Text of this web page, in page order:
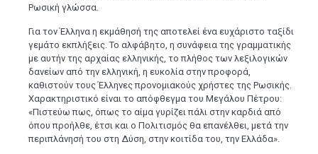
Ρωσική γλώσσα.
Για τον Έλληνα η εκμάθησή της αποτελεί ένα ευχάριστο ταξίδι
γεμάτο εκπλήξεις. Το αλφάβητο, η συνάφεια της γραμματικής
με αυτήν της αρχαίας ελληνικής, το πλήθος των λεξιλογικών
δανείων από την ελληνική, η ευκολία στην προφορά,
καθιστούν τους Έλληνες προνομιακούς χρήστες της Ρωσικής.
Χαρακτηριστικό είναι το απόφθεγμα του Μεγάλου Πέτρου:
«Πιστεύω πως, όπως το αίμα γυρίζει πάλι στην καρδιά από
όπου προήλθε, έτσι και ο Πολιτισμός θα επανέλθει, μετά την
περιπλάνησή του στη Δύση, στην κοιτίδα του, την Ελλάδα».